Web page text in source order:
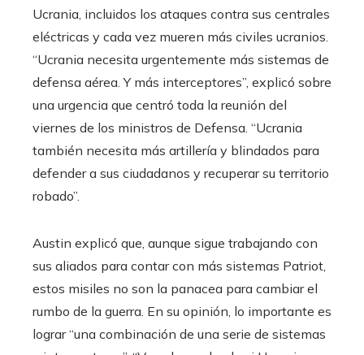
Ucrania, incluidos los ataques contra sus centrales
eléctricas y cada vez mueren más civiles ucranios.
“Ucrania necesita urgentemente más sistemas de
defensa aérea. Y más interceptores”, explicó sobre
una urgencia que centró toda la reunión del
viernes de los ministros de Defensa. “Ucrania
también necesita más artillería y blindados para
defender a sus ciudadanos y recuperar su territorio
robado”.
Austin explicó que, aunque sigue trabajando con
sus aliados para contar con más sistemas Patriot,
estos misiles no son la panacea para cambiar el
rumbo de la guerra. En su opinión, lo importante es
lograr “una combinación de una serie de sistemas